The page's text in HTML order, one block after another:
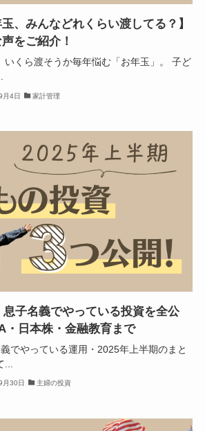
玉、みんなどれくらい渡してる？】
をご紹介！
いくら渡そうか毎年悩む「お年玉」。 子ど
月4日 家計管理
息子名義でやっている投資を全公
・日本株・金融教育まで
でやっている運用・2025年上半期のまと
月30日 主婦の投資